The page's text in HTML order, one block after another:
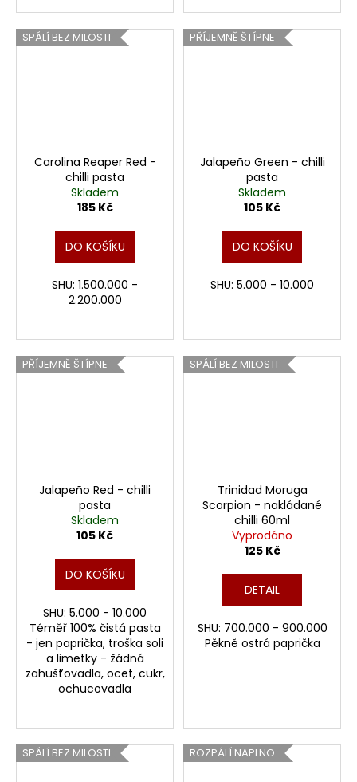
SPÁLÍ BEZ MILOSTI
Carolina Reaper Red -
chilli pasta
Skladem
185 Kč
DO KOŠÍKU
SHU: 1.500.000 -
2.200.000
PŘÍJEMNĚ ŠTÍPNE
Jalapeño Green - chilli
pasta
Skladem
105 Kč
DO KOŠÍKU
SHU: 5.000 - 10.000
PŘÍJEMNĚ ŠTÍPNE
Jalapeño Red - chilli
pasta
Skladem
105 Kč
DO KOŠÍKU
SHU: 5.000 - 10.000
Téměř 100% čistá pasta
- jen paprička, troška soli
a limetky - žádná
zahušťovadla, ocet, cukr,
ochucovadla
SPÁLÍ BEZ MILOSTI
Trinidad Moruga
Scorpion - nakládané
chilli 60ml
Vyprodáno
125 Kč
DETAIL
SHU: 700.000 - 900.000
Pěkně ostrá paprička
SPÁLÍ BEZ MILOSTI ROZPÁLÍ NAPLNO